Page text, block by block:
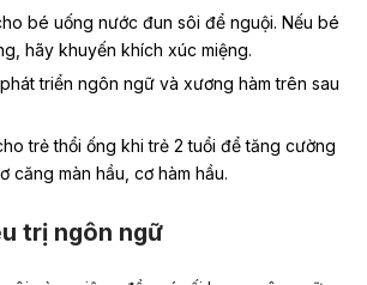
bé uống nước đun sôi để nguội. Nếu bé
hãy khuyến khích xúc miệng.
triển ngôn ngữ và xương hàm trên sau
trẻ thổi ống khi trẻ 2 tuổi để tăng cường
căng màn hầu, cơ hàm hầu.
trị ngôn ngữ